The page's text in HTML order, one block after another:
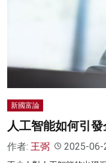
新國富論
人工智能如何引
作者: 王弼 2025-06-